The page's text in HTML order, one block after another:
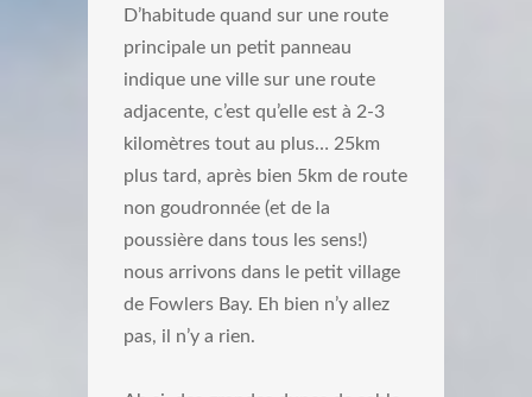
D’habitude quand sur une route
principale un petit panneau
indique une ville sur une route
adjacente, c’est qu’elle est à 2-3
kilomètres tout au plus… 25km
plus tard, après bien 5km de route
non goudronnée (et de la
poussière dans tous les sens!)
nous arrivons dans le petit village
de Fowlers Bay. Eh bien n’y allez
pas, il n’y a rien.